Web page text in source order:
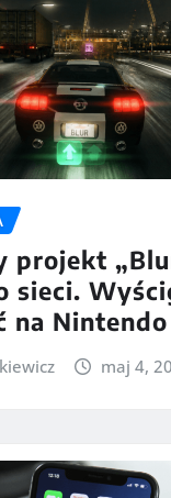
projekt
sieci.
na Nintendo
maj 4,